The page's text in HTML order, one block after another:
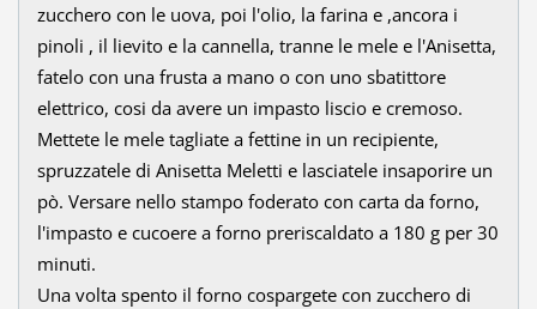
zucchero con le uova, poi l'olio, la farina e ,ancora i
pinoli , il lievito e la cannella, tranne le mele e l'Anisetta,
fatelo con una frusta a mano o con uno sbatittore
elettrico, cosi da avere un impasto liscio e cremoso.
Mettete le mele tagliate a fettine in un recipiente,
spruzzatele di Anisetta Meletti e lasciatele insaporire un
pò. Versare nello stampo foderato con carta da forno,
l'impasto e cucoere a forno preriscaldato a 180 g per 30
minuti.
Una volta spento il forno cospargete con zucchero di